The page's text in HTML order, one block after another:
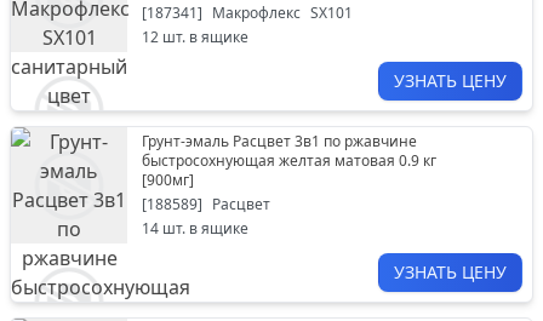
[187341] Макрофлекс SX101
12 шт. в ящике
УЗНАТЬ ЦЕНУ
Грунт-эмаль Расцвет 3в1 по ржавчине
быстросохнующая желтая матовая 0.9 кг
[900мг]
[188589] Расцвет
14 шт. в ящике
УЗНАТЬ ЦЕНУ